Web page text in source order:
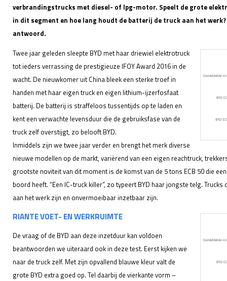
verbrandingstrucks met diesel- of lpg-motor. Speelt de grote
in dit segment en hoe lang houdt de batterij de truck aan het
antwoord.
Twee jaar geleden sleepte BYD met haar driewiel elektrotruck
tot ieders verrassing de prestigieuze IFOY Award 2016 in de
wacht. De nieuwkomer uit China bleek een sterke troef in
handen met haar eigen truck en eigen lithium-ijzerfosfaat
batterij. De batterij is straffeloos tussentijds op te laden en
kent een verwachte levensduur die de gebruiksfase van de
truck zelf overstijgt, zo belooft BYD.
Inmiddels zijn we twee jaar verder en brengt het merk diverse
nieuwe modellen op de markt, variërend van een eigen reachtruck,
grootste noviteit van dit moment is de komst van de 5 tons ECB 50 die
boord heeft. “Een IC-truck killer”, zo typeert BYD haar jongste telg.
aan het werk zijn en onvermoeibaar inzetbaar zijn.
RIANTE VOET- EN WERKRUIMTE
De vraag of de BYD aan deze inzetduur kan voldoen
beantwoorden we uiteraard ook in deze test. Eerst kijken we
naar de truck zelf. Met zijn opvallend blauwe kleur valt de
grote BYD extra goed op. Tel daarbij de vierkante vorm –